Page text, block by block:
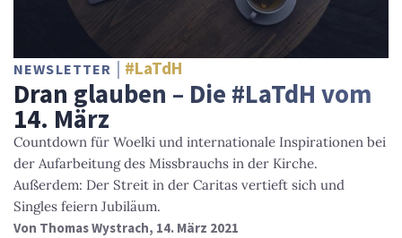
NEWSLETTER #LaTdH
Dran glauben – Die #LaTdH vom
14. März
Countdown für Woelki und internationale Inspirationen bei
der Aufarbeitung des Missbrauchs in der Kirche.
Außerdem: Der Streit in der Caritas vertieft sich und
Singles feiern Jubiläum.
Von Thomas Wystrach, 14. März 2021